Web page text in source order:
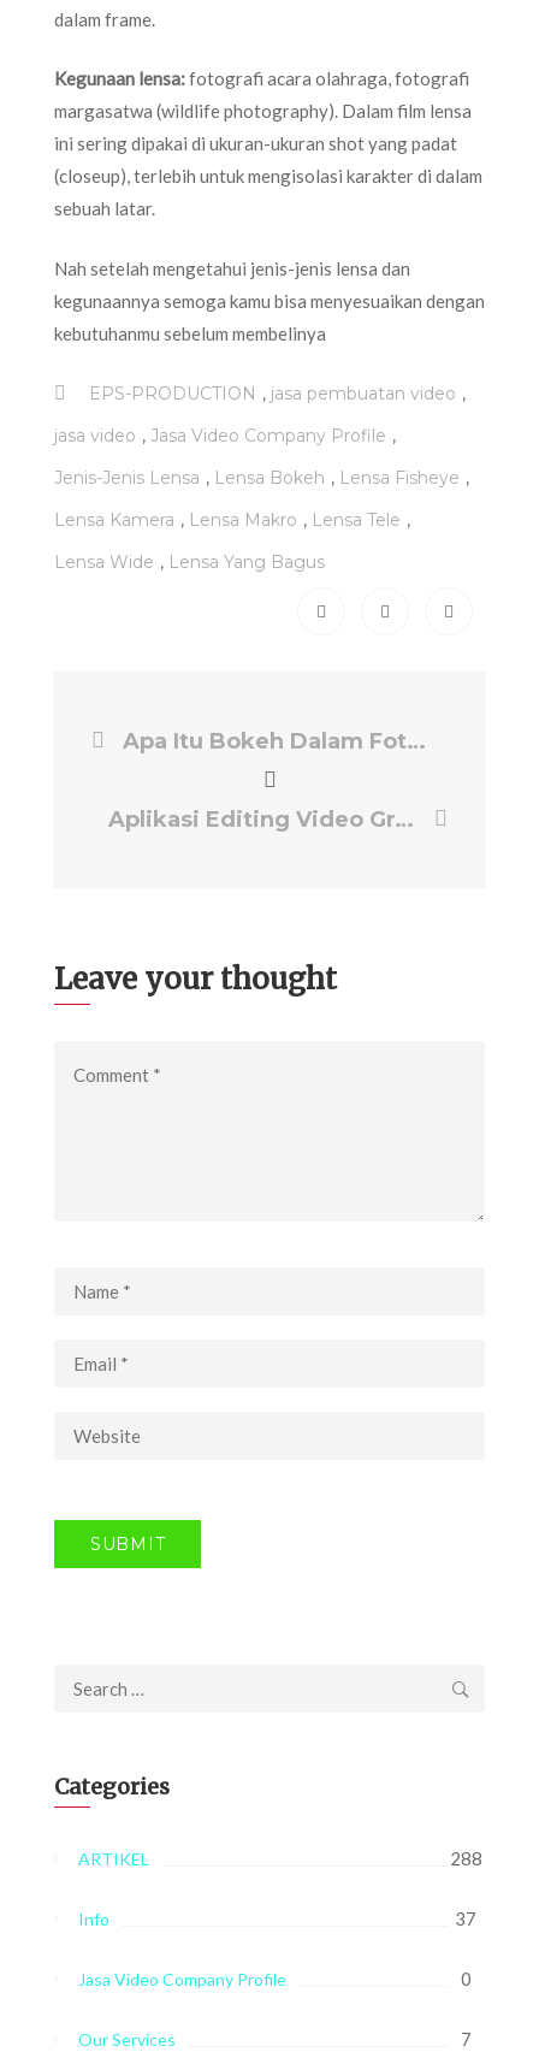
dalam frame.
Kegunaan lensa:fotografi acara olahraga, fotografi
margasatwa (wildlife photography). Dalam film lensa
ini sering dipakai di ukuran-ukuran shot yang padat
(closeup), terlebih untuk mengisolasi karakter di dalam
sebuah latar.
Nah setelah mengetahui jenis-jenis lensa dan
kegunaannya semoga kamu bisa menyesuaikan dengan
kebutuhanmu sebelum membelinya
EPS-PRODUCTION , jasa pembuatan video ,
jasa video , Jasa Video Company Profile ,
Jenis-Jenis Lensa , Lensa Bokeh , Lensa Fisheye ,
Lensa Kamera , Lensa Makro , Lensa Tele ,
Lensa Wide , Lensa Yang Bagus
Apa Itu Bokeh Dalam Fotografi Dan Videografi?
Aplikasi Editing Video Gratis Dengan Teknologi AI
Leave your thought
Search
Categories
ARTIKEL 288
Info 37
Jasa Video Company Profile 0
Our Services 7